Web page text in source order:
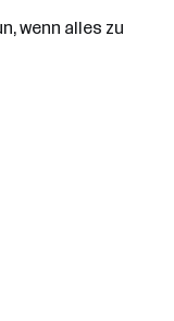
wenn alles zu